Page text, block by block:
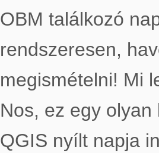
OBM találkozó
rendszeresen,
megismételni! Mi
Nos, ez egy
QGIS nyílt napja